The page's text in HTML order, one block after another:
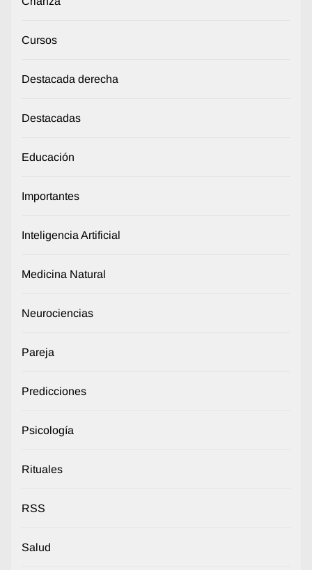
Cursos
Destacada derecha
Destacadas
Educación
Importantes
Inteligencia Artificial
Medicina Natural
Neurociencias
Pareja
Predicciones
Psicología
Rituales
RSS
Salud